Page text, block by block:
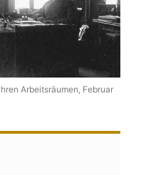
Arbeitsräumen, Februar